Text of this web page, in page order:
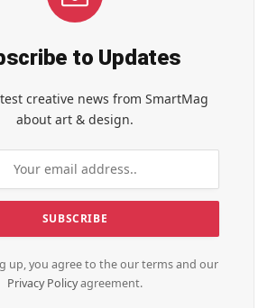
to Updates
creative news from SmartMag
about art & design.
up, you agree to the our terms and our
Privacy Policyagreement.